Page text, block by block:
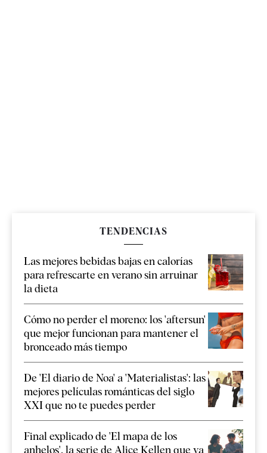
TENDENCIAS
Las mejores bebidas bajas en calorías
para refrescarte en verano sin arruinar
la dieta
Cómo no perder el moreno: los 'aftersun'
que mejor funcionan para mantener el
bronceado más tiempo
De 'El diario de Noa' a 'Materialistas': las
mejores películas románticas del siglo
XXI que no te puedes perder
Final explicado de 'El mapa de los
anhelos', la serie de Alice Kellen que ya